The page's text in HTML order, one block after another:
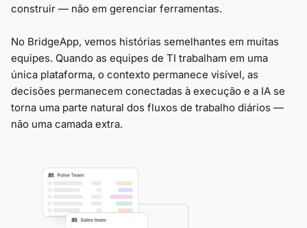
construir — não em gerenciar ferramentas.
No BridgeApp, vemos histórias semelhantes em muitas
equipes. Quando as equipes de TI trabalham em uma
única plataforma, o contexto permanece visível, as
decisões permanecem conectadas à execução e a IA se
torna uma parte natural dos fluxos de trabalho diários —
não uma camada extra.